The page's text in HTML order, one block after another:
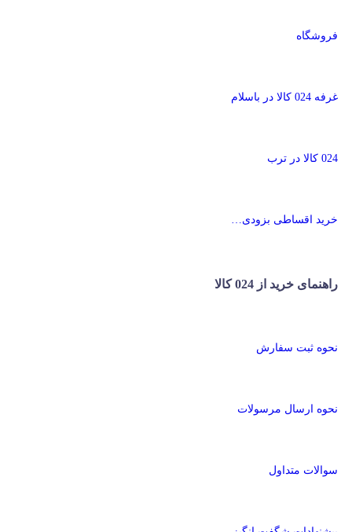
فروشگاه
غرفه 024 کالا در باسلام
024 کالا در ترب
خرید اقساطی بزودی…
راهنمای خرید از 024 کالا
نحوه ثبت سفارش
نحوه ارسال مرسولات
سوالات متداول